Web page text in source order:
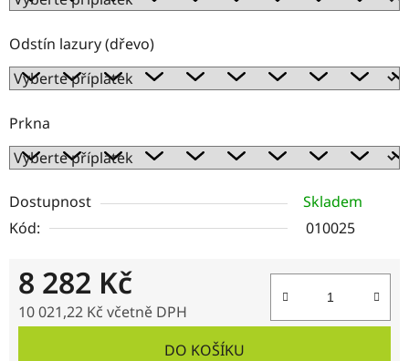
Odstín lazury (dřevo)
Prkna
Dostupnost
Skladem
Kód:
010025
8 282 Kč
10 021,22 Kč včetně DPH
DO KOŠÍKU